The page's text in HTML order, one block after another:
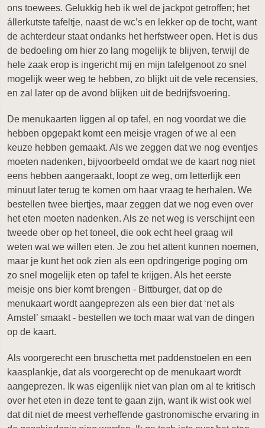
ons toewees. Gelukkig heb ik wel de jackpot getroffen; het
állerkutste tafeltje, naast de wc’s en lekker op de tocht, want
de achterdeur staat ondanks het herfstweer open. Het is dus
de bedoeling om hier zo lang mogelijk te blijven, terwijl de
hele zaak erop is ingericht mij en mijn tafelgenoot zo snel
mogelijk weer weg te hebben, zo blijkt uit de vele recensies,
en zal later op de avond blijken uit de bedrijfsvoering.
De menukaarten liggen al op tafel, en nog voordat we die
hebben opgepakt komt een meisje vragen of we al een
keuze hebben gemaakt. Als we zeggen dat we nog eventjes
moeten nadenken, bijvoorbeeld omdat we de kaart nog niet
eens hebben aangeraakt, loopt ze weg, om letterlijk een
minuut later terug te komen om haar vraag te herhalen. We
bestellen twee biertjes, maar zeggen dat we nog even over
het eten moeten nadenken. Als ze net weg is verschijnt een
tweede ober op het toneel, die ook echt heel graag wil
weten wat we willen eten. Je zou het attent kunnen noemen,
maar je kunt het ook zien als een opdringerige poging om
zo snel mogelijk eten op tafel te krijgen. Als het eerste
meisje ons bier komt brengen - Bittburger, dat op de
menukaart wordt aangeprezen als een bier dat ‘net als
Amstel’ smaakt - bestellen we toch maar wat van de dingen
op de kaart.
Als voorgerecht een bruschetta met paddenstoelen en een
kaasplankje, dat als voorgerecht op de menukaart wordt
aangeprezen. Ik was eigenlijk niet van plan om al te kritisch
over het eten in deze tent te gaan zijn, want ik wist ook wel
dat dit niet de meest verheffende gastronomische ervaring in